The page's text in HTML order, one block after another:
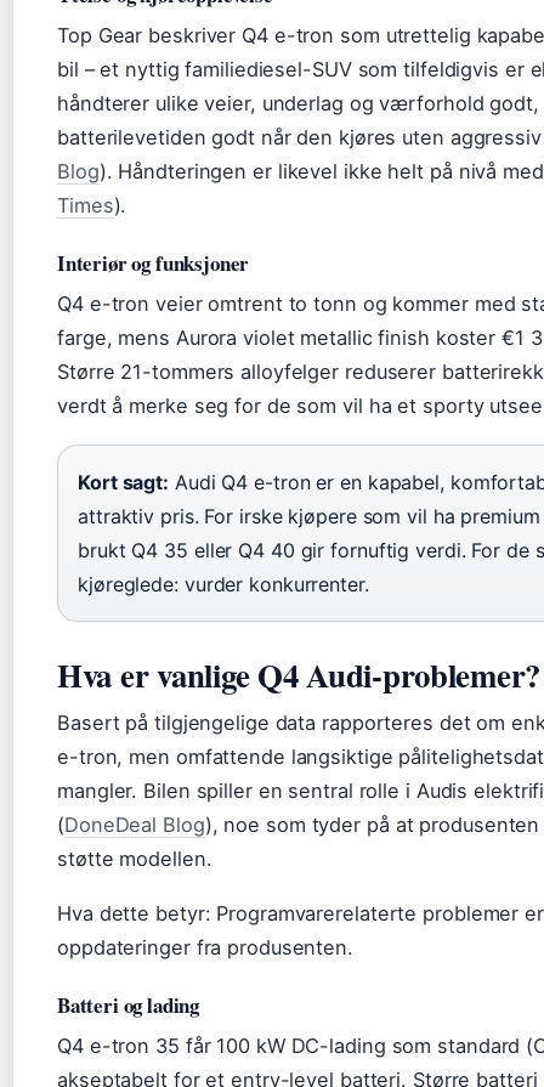
Top Gear beskriver Q4 e-tron som utrettelig
bil – et nyttig familiediesel-SUV som tilfeldigvis er
håndterer ulike veier, underlag og værforhold
batterilevetiden godt når den kjøres uten
Blog). Håndteringen er likevel ikke helt på nivå
Times).
Interiør og funksjoner
Q4 e-tron veier omtrent to tonn og kommer med
farge, mens Aurora violet metallic finish koster €1
Større 21-tommers alloyfelger reduserer
verdt å merke seg for de som vil ha et sporty
Kort sagt: Audi Q4 e-tron er en kapabel,
attraktiv pris. For irske kjøpere som vil ha
brukt Q4 35 eller Q4 40 gir fornuftig verdi. For de
kjøreglede: vurder konkurrenter.
Hva er vanlige Q4 Audi-problemer?
Basert på tilgjengelige data rapporteres det om
e-tron, men omfattende langsiktige
mangler. Bilen spiller en sentral rolle i Audis
(DoneDeal Blog), noe som tyder på at
støtte modellen.
Hva dette betyr: Programvarerelaterte problemer
oppdateringer fra produsenten.
Batteri og lading
Q4 e-tron 35 får 100 kW DC-lading som standard
akseptabelt for et entry-level batteri. Større batteri